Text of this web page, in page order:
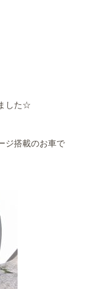
した☆
ジ搭載のお車で